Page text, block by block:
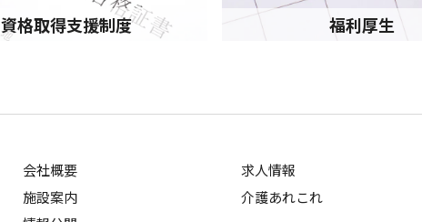
資格取得支援制度 福利厚生
会社概要
施設案内
求人情報
介護あれこれ